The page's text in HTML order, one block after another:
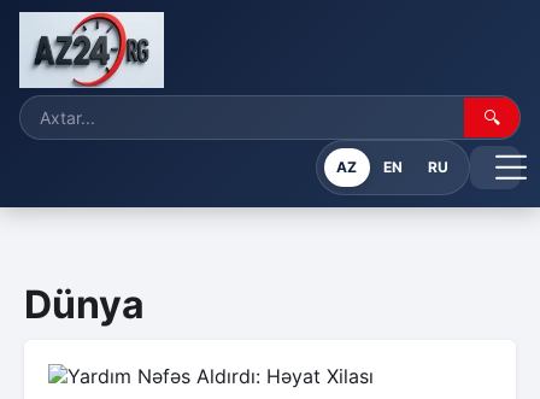
🔍
AZ EN RU
Dünya